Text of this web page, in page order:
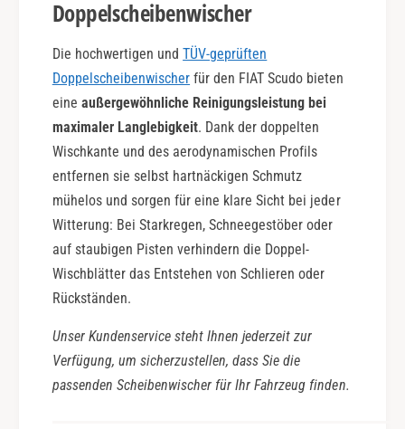
Doppelscheibenwischer
Die hochwertigen undTÜV-geprüften
Doppelscheibenwischer für den FIAT Scudo bieten
eine außergewöhnliche Reinigungsleistung bei
maximaler Langlebigkeit. Dank der doppelten
Wischkante und des aerodynamischen Profils
entfernen sie selbst hartnäckigen Schmutz
mühelos und sorgen für eine klare Sicht bei jeder
Witterung: Bei Starkregen, Schneegestöber oder
auf staubigen Pisten verhindern die Doppel-
Wischblätter das Entstehen von Schlieren oder
Rückständen.
Unser Kundenservice steht Ihnen jederzeit zur
Verfügung, um sicherzustellen, dass Sie die
passenden Scheibenwischer für Ihr Fahrzeug finden.